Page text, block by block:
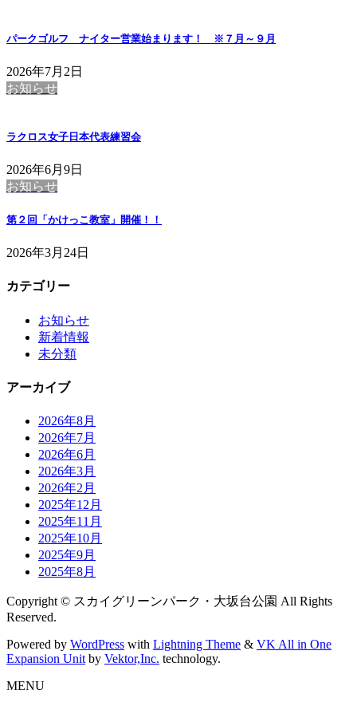
パークゴルフ ナイター営業始まります！ ※７月～９月
2026年7月2日
お知らせ
ラクロス女子日本代表練習会
2026年6月9日
お知らせ
第２回「かけっこ教室」開催！！
2026年3月24日
カテゴリー
お知らせ
新着情報
未分類
アーカイブ
2026年8月
2026年7月
2026年6月
2026年3月
2026年2月
2025年12月
2025年11月
2025年10月
2025年9月
2025年8月
Copyright © スカイグリーンパーク・大坂台公園 All Rights
Reserved.
Powered by WordPress with Lightning Theme & VK All in One
Expansion Unit by Vektor,Inc. technology.
MENU